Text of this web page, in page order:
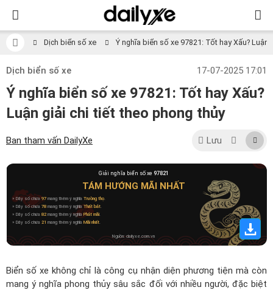
Dịch biển số xe Ý nghĩa biển số xe 97821: Tốt hay Xấu?
Dịch biển số xe 17-07-2025 17:01
Ý nghĩa biển số xe 97821: Tốt hay Xấu?
Luận giải chi tiết theo phong thủy
Ban tham vấn DailyXe Lưu
Giải nghĩa biển số xe 97821
TÁM HƯỚNG MÃI NHẤT
» Dãy số chứa97 mang thêm ý nghĩa Trường thọ.
» Dãy số chứa 78 mang thêm ý nghĩaThất bát.
» Dãy số chứa 82 mang thêm ý nghĩaPhát mãi.
» Dãy số chứa 21 mang thêm ý nghĩa Mãi nhất.
Nguồn: dailyxe.com.vn
Biển số xe không chỉ là công cụ nhận diện phương tiện mà còn
mang ý nghĩa phong thủy sâu sắc đối với nhiều người, đặc biệt